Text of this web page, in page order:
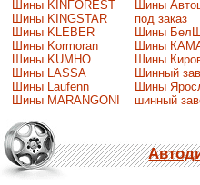
Шины KINFOREST
Шины KINGSTAR
Шины KLEBER
Шины Kormoran
Шины KUMHO
Шины LASSA
Шины Laufenn
Шины MARANGONI
Шины
под заказ
Шины
Шины
Шины
Шинный
Шины
шинный